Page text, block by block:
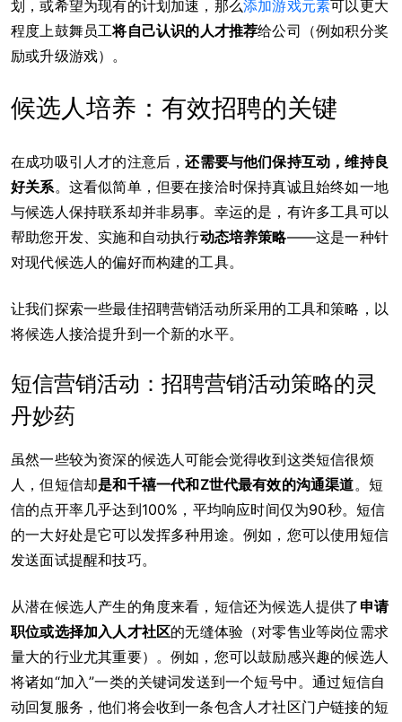
划，或希望为现有的计划加速，那么添加游戏元素可以更大
程度上鼓舞员工将自己认识的人才推荐给公司（例如积分奖
励或升级游戏）。
候选人培养：有效招聘的关键
在成功吸引人才的注意后，还需要与他们保持互动，维持良
好关系。这看似简单，但要在接洽时保持真诚且始终如一地
与候选人保持联系却并非易事。幸运的是，有许多工具可以
帮助您开发、实施和自动执行动态培养策略——这是一种针
对现代候选人的偏好而构建的工具。
让我们探索一些最佳招聘营销活动所采用的工具和策略，以
将候选人接洽提升到一个新的水平。
短信营销活动：招聘营销活动策略的灵
丹妙药
虽然一些较为资深的候选人可能会觉得收到这类短信很烦
人，但短信却是和千禧一代和Z世代最有效的沟通渠道。短
信的点开率几乎达到100%，平均响应时间仅为90秒。短信
的一大好处是它可以发挥多种用途。例如，您可以使用短信
发送面试提醒和技巧。
从潜在候选人产生的角度来看，短信还为候选人提供了 申请
职位或选择加入人才社区的无缝体验（对零售业等岗位需求
量大的行业尤其重要）。例如，您可以鼓励感兴趣的候选人
将诸如“加入”一类的关键词发送到一个短号中。通过短信自
动回复服务，他们将会收到一条包含人才社区门户链接的短